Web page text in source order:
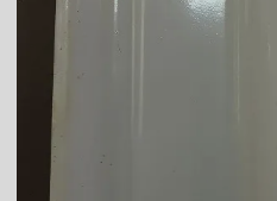
Telha americana resinada preço
Telha americana resinada valor
Telha americana resinada vermelha
Telha de argila